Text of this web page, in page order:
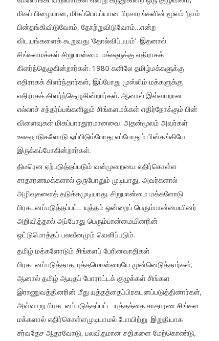
மிகப் பிழையான, மிகப்பொய்யான பிரசாரங்களின் மூலம் ‘நாம்
பின்தங்கிவிடுவோம், தோற்றுவிடுவோம்…என்ற
விடயங்களைக் கூறுவது ‘தோல்விப்பயம்’. இதனால்
சிங்களமக்கள் சிறுபான்மை மக்களுக்கு எதிராகக்
கிளர்ந்தெழுகின்றார்கள். 1980 களிலே தமிழ்மக்களுக்கு
எதிராகக் கிளர்ந்தார்கள், இப்போது முஸ்லிம் மக்களுக்கு
எதிராகக் கிளர்ந்தெழுகின்றார்கள். ஆனால் இவ்வாறான
எல்லாச் சந்தர்ப்பங்களிலும் சிங்களமக்கள் எதிர்நோக்கும் பின்
விளைவுகள் மிகப்பாரதூரமானவை. அதன்மூலம் அவர்கள்
உலகநாடுகளோடு ஒப்பிடும்போது எப்போதும் பின்தங்கியே
இருக்கப்போகின்றார்கள்.
திடீரென ஏற்படுத்தப்படும் வன்முறையை எதிர்கொள்ள
சாதாரணமக்களால் ஒருபோதும் முடியாது, அவர்களால்
அழிவுகளைத் தடுக்கமுடியாது. சிறுபான்மை மக்களோடு
பிரகடனப்படுத்தப்பட்ட யுத்தம் ஒன்றைப் பெரும்பான்மையினர்
அறிவித்தால் அப்போது பெரும்பான்மையினரின்
ஒட்டுமொத்தப் பலவீனமும் வெளிப்படும்.
தமிழ் மக்களோடும் சிங்களப் பேரினவாதிகள்
பிரகடனப்படுத்தாத யுத்தமொன்றையே முன்னெடுத்தார்கள்;
ஆனால் தமிழ் ஆயுதப் போராட்டக் குழுக்கள் சிங்கள
இராணுவத்தினரின் மீது யுத்தத்தைப்பிரகடனப்படுத்தினார்கள்,
அவ்வாறு பிரகடனப்படுத்தப்பட்ட யுத்தத்தை சாதாரண சிங்கள
மக்களால் எதிர்கொள்ளமுடியாமல் போயிற்று. இறுதியாக
சர்வதேச ஆதரவோடு, பலவிதமான சதிகளை மேற்கொண்டு,